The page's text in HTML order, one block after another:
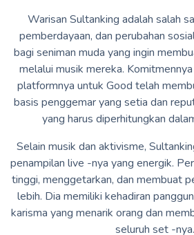
Warisan Sultanking adalah salah
pemberdayaan, dan perubahan
bagi seniman muda yang ingin
melalui musik mereka.
platformnya untuk Good telah
basis penggemar yang setia dan
yang harus diperhitungkan
Selain musik dan aktivisme,
penampilan live -nya yang energik.
tinggi, menggetarkan, dan membuat
lebih. Dia memiliki kehadiran
karisma yang menarik orang dan
seluruh set -nya.